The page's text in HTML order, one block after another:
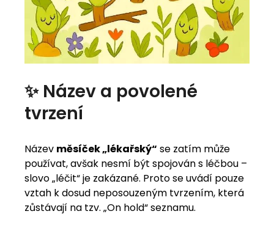
✨ Název a povolené
tvrzení
Název měsíček „lékařský“ se zatím může
používat, avšak nesmí být spojován s léčbou –
slovo „léčit“ je zakázané. Proto se uvádí pouze
vztah k dosud neposouzeným tvrzením, která
zůstávají na tzv. „On hold“ seznamu.